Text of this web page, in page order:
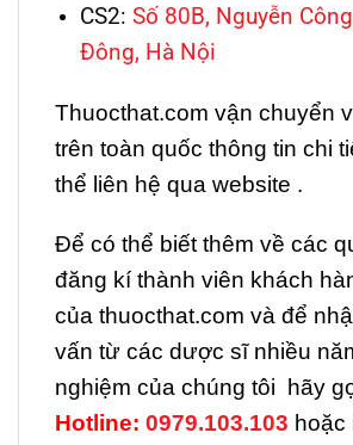
CS2: Số 80B, Nguyễn
Đông, Hà Nội
Thuocthat.com vận chuyển
trên toàn quốc thông tin chi
thể liên hệ qua website .
Để có thể biết thêm về các
đăng kí thành viên khách
của thuocthat.com và để
vấn từ các dược sĩ nhiều
nghiệm của chúng tôi hãy
Hotline: 0979.103.103 hoặc